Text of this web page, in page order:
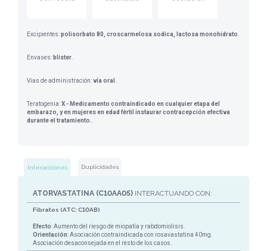
Excipientes:polisorbato 80, croscarmelosa sodica, lactosa monohidrato
Envases: blister
Vias de administración:vía oral
Teratogenia:X - Medicamento contraindicado en cualquier etapa del
embarazo, y en mujeres en edad fértil instaurar contracepción efectiva
durante el tratamiento.
Interacciones Duplicidades
ATORVASTATINA (C10AA05) INTERACTUANDO CON:
Fibratos (ATC: C10AB)
Efecto: Aumento del riesgo de miopatía y rabdomiolisis.
Orientación: Asociación contraindicada con rosavastatina 40mg.
Asociación desaconsejada en el resto de los casos.